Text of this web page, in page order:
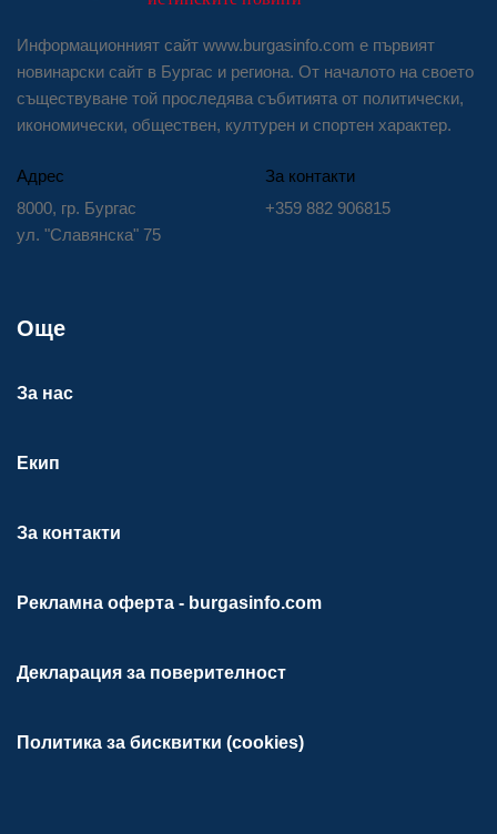
Информационният сайт www.burgasinfo.com е първият
новинарски сайт в Бургас и региона. От началото на своето
съществуване той проследява събитията от политически,
икономически, обществен, културен и спортен характер.
Адрес
8000, гр. Бургас
ул. "Славянска" 75
За контакти
+359 882 906815
Още
За нас
Екип
За контакти
Рекламна оферта - burgasinfo.com
Декларация за поверителност
Политика за бисквитки (cookies)